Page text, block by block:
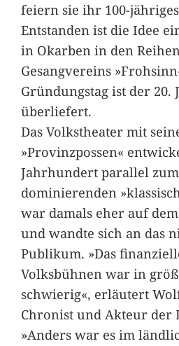
feiern sie ihr 100-
Entstanden ist die Idee
in Okarben in den
Gesangvereins
Gründungstag ist der 20.
überliefert.
Das Volkstheater mit
»Provinzpossen«
Jahrhundert parallel
dominierenden
war damals eher auf
und wandte sich an das
Publikum. »Das
Volksbühnen war in
schwierig«, erläutert
Chronist und Akteur der
»Anders war es im